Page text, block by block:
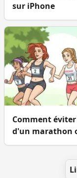
sur iPhone
Comment
d'un marathon